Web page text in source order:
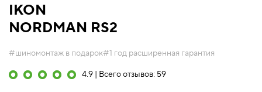
IKON
NORDMAN RS2
#шиномонтаж в подарок#1 год расширенная гарантия
4.9 | Всего отзывов: 59